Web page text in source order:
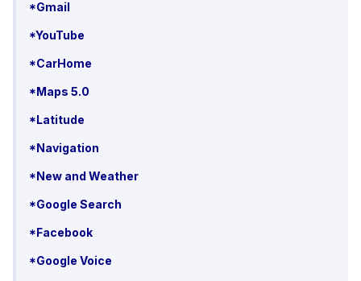
*Gmail
*YouTube
*CarHome
*Maps 5.0
*Latitude
*Navigation
*New and Weather
*Google Search
*Facebook
*Google Voice